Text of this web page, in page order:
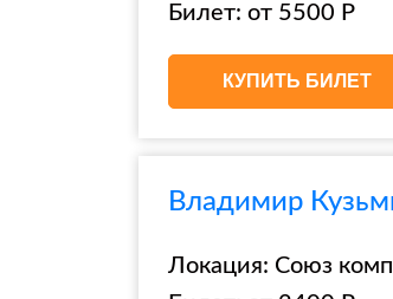
Билет: от 5500 Р
КУПИТЬ БИЛЕТ
Владимир
Локация: Союз